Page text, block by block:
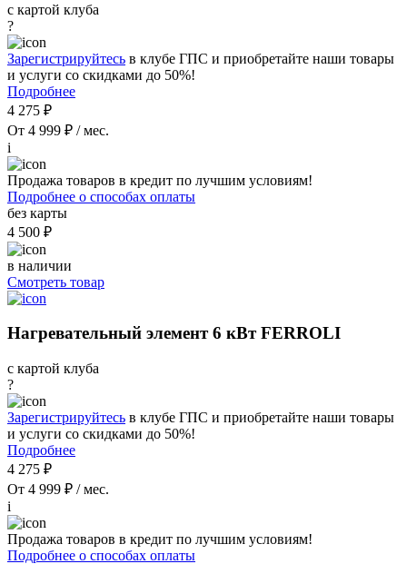
с картой клуба
?
Зарегистрируйтесь в клубе ГПС и приобретайте наши товары
и услуги со скидками до 50%!
Подробнее
4 275 ₽
От 4 999 ₽ / мес.
i
Продажа товаров в кредит по лучшим условиям!
Подробнее о способах оплаты
без карты
4 500 ₽
в наличии
Смотреть товар
Нагревательный элемент 6 кВт FERROLI
с картой клуба
?
Зарегистрируйтесь в клубе ГПС и приобретайте наши товары
и услуги со скидками до 50%!
Подробнее
4 275 ₽
От 4 999 ₽ / мес.
i
Продажа товаров в кредит по лучшим условиям!
Подробнее о способах оплаты